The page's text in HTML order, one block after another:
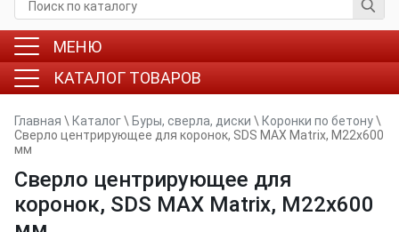
МЕНЮ
КАТАЛОГ ТОВАРОВ
Главная \ Каталог\ Буры, сверла, диски \ Коронки по бетону\
Сверло центрирующее для коронок, SDS MAX Matrix, М22х600
мм
Сверло центрирующее для
коронок, SDS MAX Matrix, М22х600